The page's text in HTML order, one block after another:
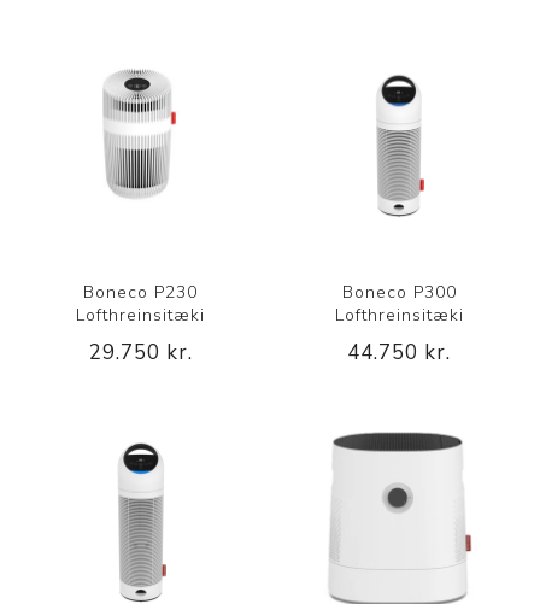
Boneco P230
Lofthreinsitæki
29.750 kr.
Boneco P300
Lofthreinsitæki
44.750 kr.